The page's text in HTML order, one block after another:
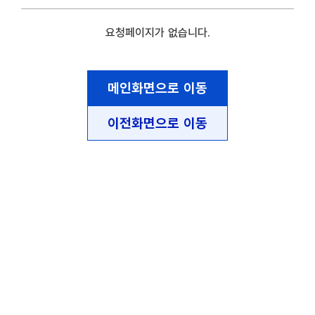
요청페이지가 없습니다.
메인화면으로 이동
이전화면으로 이동